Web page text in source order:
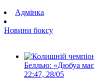
Адмінка
Новини боксу
Беллью: «Дюбуа
22:47, 28/05